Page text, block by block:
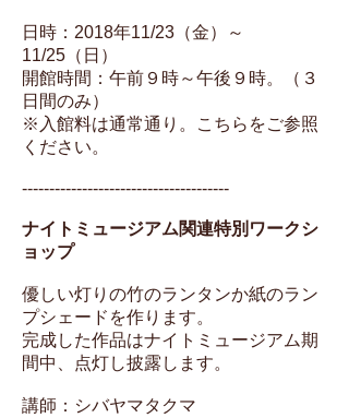
日時：2018年11/23（金）～
11/25（日）
開館時間：午前９時～午後９時。（３
日間のみ）
※入館料は通常通り。こちらをご参照
ください。
--------------------------------------
ナイトミュージアム関連特別ワークシ
ョップ
優しい灯りの竹のランタンか紙のラン
プシェードを作ります。
完成した作品はナイトミュージアム期
間中、点灯し披露します。
講師：シバヤマタクマ